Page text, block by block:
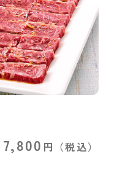
7,800 円 （税込）